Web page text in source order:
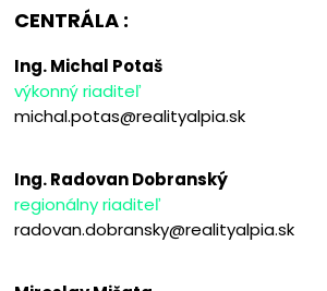
CENTRÁLA :
Ing. Michal Potaš
výkonný riaditeľ
michal.potas@realityalpia.sk
Ing. Radovan Dobranský
regionálny riaditeľ
radovan.dobransky@realityalpia.sk